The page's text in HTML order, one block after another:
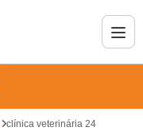
clínica veterinária 24